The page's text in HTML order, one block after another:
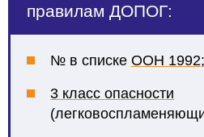
правилам ДОПОГ:
№ в списке ООН 1992;
3 класс опасности